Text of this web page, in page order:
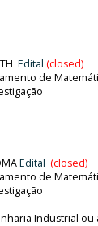
Edital (closed)
de
Edital (closed)
de
Industrial ou